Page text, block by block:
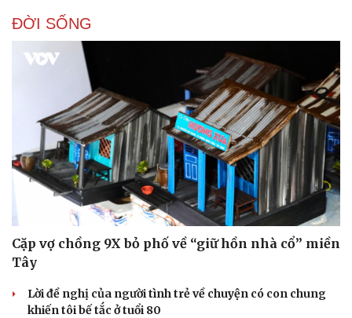
ĐỜI SỐNG
Cặp vợ chồng 9X bỏ phố về “giữ hồn nhà cổ” miền
Tây
Lời đề nghị của người tình trẻ về chuyện có con chung
khiến tôi bế tắc ở tuổi 80